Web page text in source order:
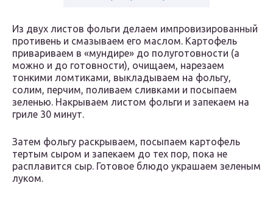
Из двух листов фольги делаем импровизированный
противень и смазываем его маслом. Картофель
привариваем в «мундире» до полуготовности (а
можно и до готовности), очищаем, нарезаем
тонкими ломтиками, выкладываем на фольгу,
солим, перчим, поливаем сливками и посыпаем
зеленью. Накрываем листом фольги и запекаем на
гриле 30 минут.
Затем фольгу раскрываем, посыпаем картофель
тертым сыром и запекаем до тех пор, пока не
расплавится сыр. Готовое блюдо украшаем зеленым
луком.